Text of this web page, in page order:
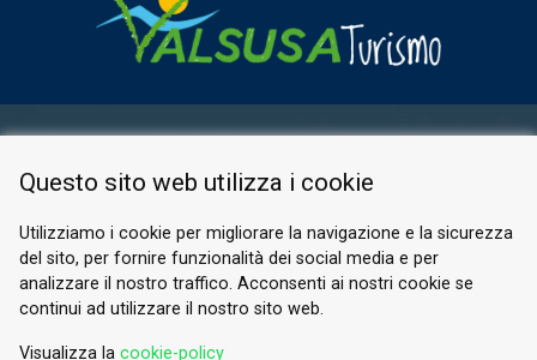
PRIVACY POLICY
© 2026 Valle di Susa
Tesori di Arte e Cultura Alpina
Tel.
Questo sito web utilizza i cookie
Utilizziamo i cookie per migliorare la navigazione e la sicurezza
del sito, per fornire funzionalità dei social media e per
analizzare il nostro traffico. Acconsenti ai nostri cookie se
continui ad utilizzare il nostro sito web.
Visualizza la cookie-policy